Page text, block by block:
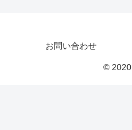
お問い合わせ
©